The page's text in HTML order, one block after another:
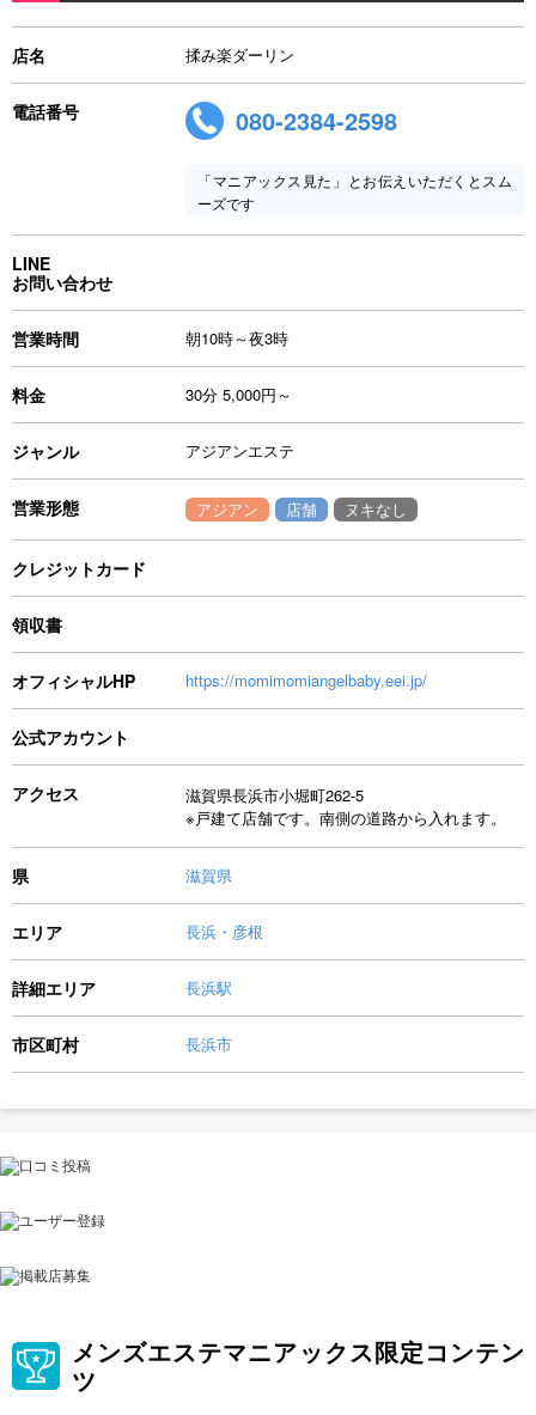
店名 揉み楽ダーリン
電話番号 080-2384-2598
「マニアックス見た」とお伝えいただくとスム
ーズです
LINE
お問い合わせ
営業時間 朝10時～夜3時
料金 30分 5,000円～
ジャンル アジアンエステ
営業形態 アジアン 店舗 ヌキなし
クレジットカード
領収書
オフィシャルHP https://momimomiangelbaby.eei.jp/
公式アカウント
アクセス
滋賀県長浜市小堀町262-5
※戸建て店舗です。南側の道路から入れます。
県 滋賀県
エリア 長浜・彦根
詳細エリア 長浜駅
市区町村 長浜市
メンズエステマニアックス限定コンテン
ツ